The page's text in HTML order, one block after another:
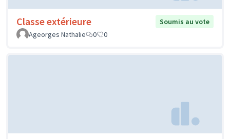
Classe extérieure
Soumis au vote
Ageorges Nathalie
0 0